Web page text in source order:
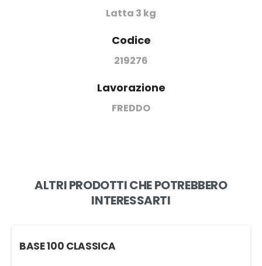
Latta 3 kg
Codice
219276
Lavorazione
FREDDO
ALTRI PRODOTTI CHE POTREBBERO
INTERESSARTI
BASE 100 CLASSICA